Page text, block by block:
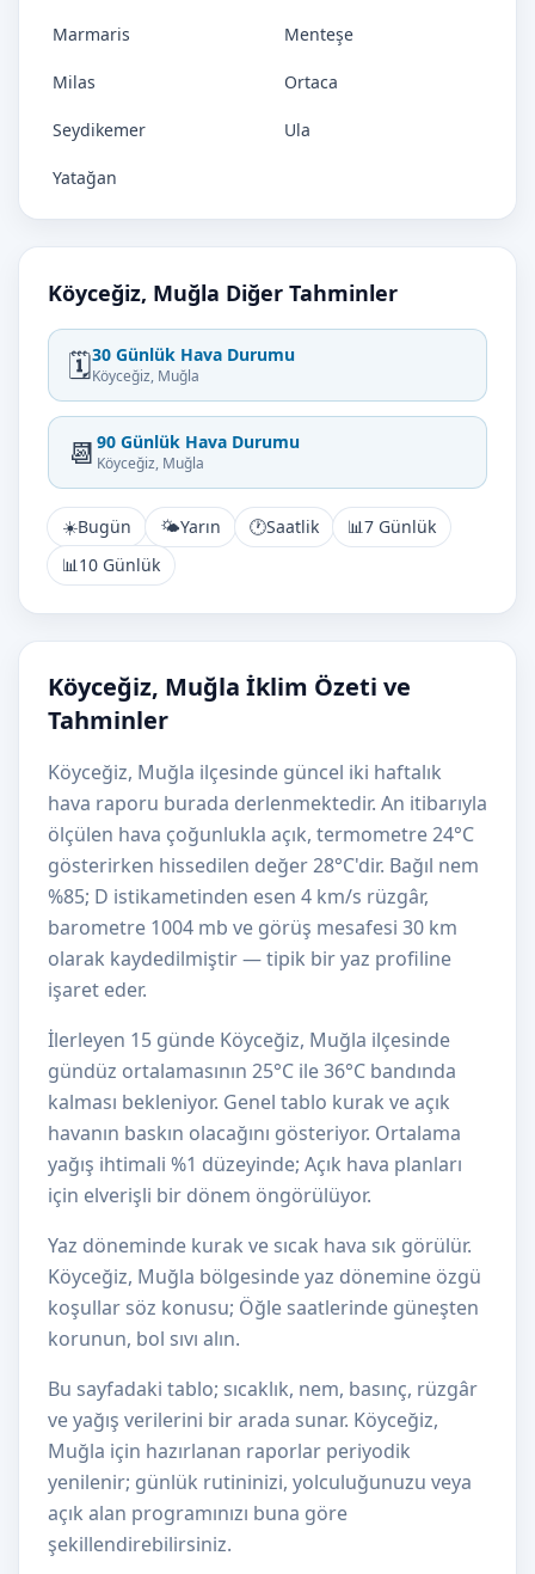
Marmaris Menteşe
Milas Ortaca
Seydikemer Ula
Yatağan
Köyceğiz, Muğla Diğer Tahminler
🗓️30 Günlük Hava Durumu
Köyceğiz, Muğla
📆 90 Günlük Hava Durumu
Köyceğiz, Muğla
☀️Bugün 🌤️Yarın 🕐Saatlik 📊7 Günlük
📊10 Günlük
Köyceğiz, Muğla İklim Özeti ve
Tahminler
Köyceğiz, Muğla ilçesinde güncel iki haftalık
hava raporu burada derlenmektedir. An itibarıyla
ölçülen hava çoğunlukla açık, termometre 24°C
gösterirken hissedilen değer 28°C'dir. Bağıl nem
%85; D istikametinden esen 4 km/s rüzgâr,
barometre 1004 mb ve görüş mesafesi 30 km
olarak kaydedilmiştir — tipik bir yaz profiline
işaret eder.
İlerleyen 15 günde Köyceğiz, Muğla ilçesinde
gündüz ortalamasının 25°C ile 36°C bandında
kalması bekleniyor. Genel tablo kurak ve açık
havanın baskın olacağını gösteriyor. Ortalama
yağış ihtimali %1 düzeyinde; Açık hava planları
için elverişli bir dönem öngörülüyor.
Yaz döneminde kurak ve sıcak hava sık görülür.
Köyceğiz, Muğla bölgesinde yaz dönemine özgü
koşullar söz konusu; Öğle saatlerinde güneşten
korunun, bol sıvı alın.
Bu sayfadaki tablo; sıcaklık, nem, basınç, rüzgâr
ve yağış verilerini bir arada sunar. Köyceğiz,
Muğla için hazırlanan raporlar periyodik
yenilenir; günlük rutininizi, yolculuğunuzu veya
açık alan programınızı buna göre
şekillendirebilirsiniz.